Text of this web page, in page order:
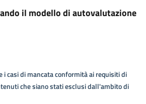
il modello di autovalutazione
casi di mancata conformità ai requisiti di
che siano stati esclusi dall'ambito di